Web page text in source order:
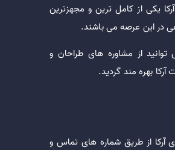
یکی از کامل ترین و مجهزترین
در این عرصه می باشند.
از مشاوره های طراحان و
بهره مند گردید.
آرکا از طریق شماره های تماس و